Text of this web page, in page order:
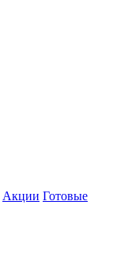
Акции Готовые